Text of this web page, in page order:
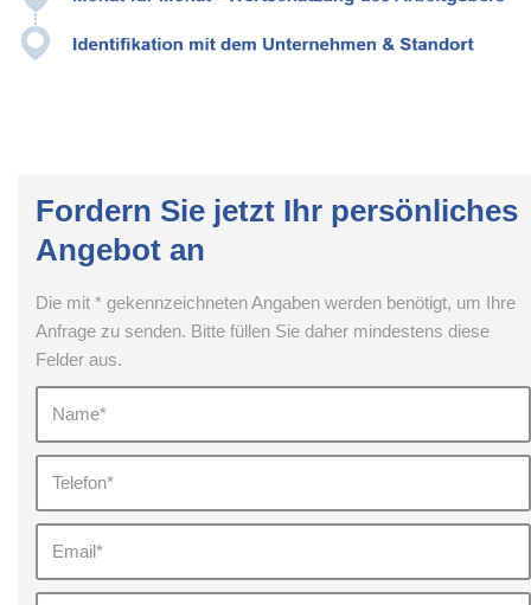
Fordern Sie jetzt Ihr persönliches
Angebot an
Die mit * gekennzeichneten Angaben werden benötigt, um Ihre
Anfrage zu senden. Bitte füllen Sie daher mindestens diese
Felder aus.